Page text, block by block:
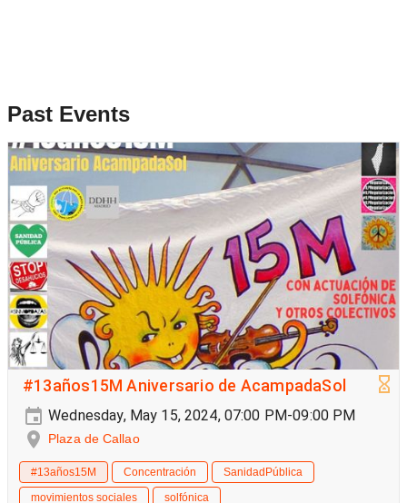
Past Events
#13años15M Aniversario de AcampadaSol
Wednesday, May 15, 2024, 07:00 PM-09:00 PM
Plaza de Callao
#13años15M Concentración
SanidadPública
movimientos sociales
solfónica